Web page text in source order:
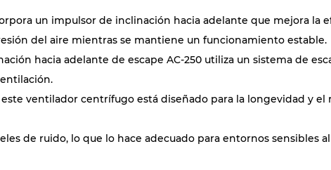
un impulsor de inclinación hacia adelante que mejora la
del aire mientras se mantiene un funcionamiento estable.
hacia adelante de escape AC-250 utiliza un sistema de
ventilador centrífugo está diseñado para la longevidad y
de ruido, lo que lo hace adecuado para entornos sensibles